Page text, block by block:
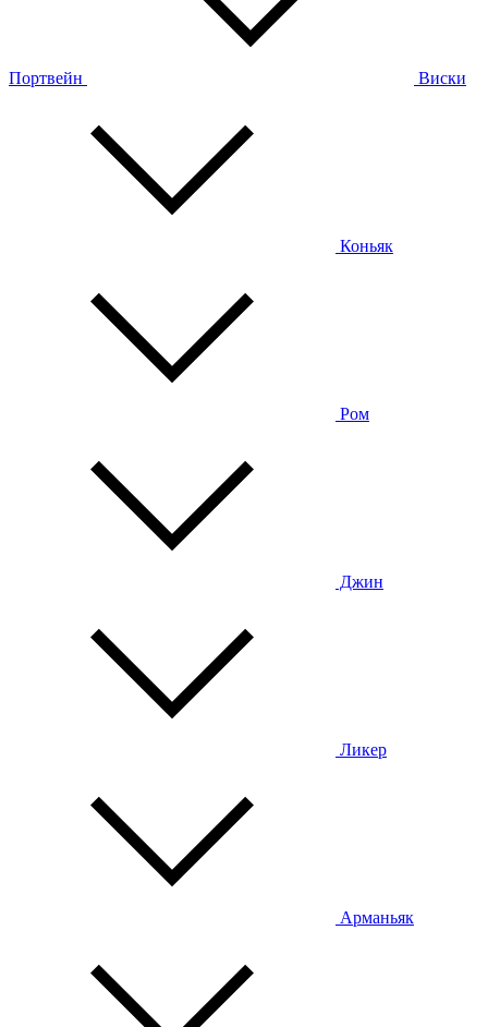
Портвейн Виски
Коньяк
Ром
Джин
Ликер
Арманьяк